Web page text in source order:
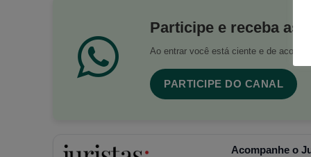
Participe e receba as
Ao entrar você está ciente e de acordo
PARTICIPE DO CANAL
Acompanhe o